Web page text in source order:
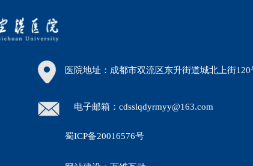
医院地址：成都市双流区东升街道城北上街120
电子邮箱：cdsslqdyrmyy@163.com
蜀ICP备20016576号